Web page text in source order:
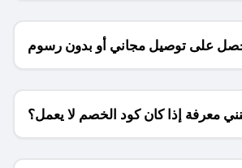
على توصيل مجاني أو بدون رسوم
الشحن ؟
معرفة إذا كان كود الخصم لا يعمل؟